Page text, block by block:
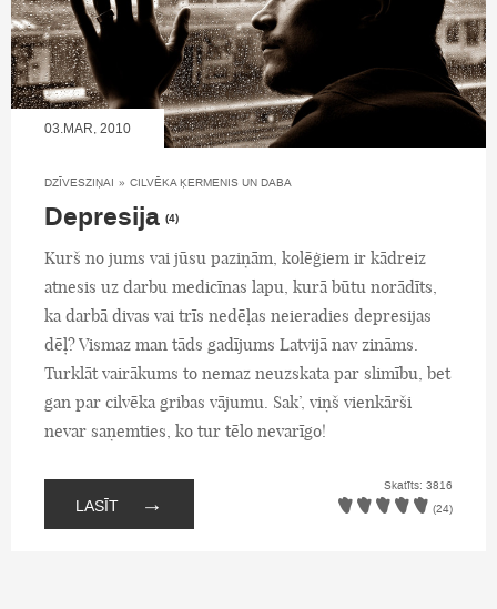
03.MAR, 2010
DZĪVESZIŅAI » CILVĒKA ĶERMENIS UN DABA
Depresija (4)
Kurš no jums vai jūsu paziņām, kolēģiem ir kādreiz
atnesis uz darbu medicīnas lapu, kurā būtu norādīts,
ka darbā divas vai trīs nedēļas neieradies depresijas
dēļ? Vismaz man tāds gadījums Latvijā nav zināms.
Turklāt vairākums to nemaz neuzskata par slimību, bet
gan par cilvēka gribas vājumu. Sak’, viņš vienkārši
nevar saņemties, ko tur tēlo nevarīgo!
LASĪT →
Skatīts: 3816
(24)